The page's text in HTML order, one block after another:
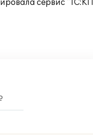
сервис "1С:КП